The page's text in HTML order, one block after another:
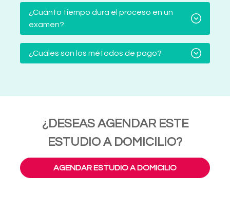
¿Cuánto tiempo dura el proceso en un
examen?
¿Cuáles son los métodos de pago?
¿DESEAS AGENDAR ESTE
ESTUDIO A DOMICILIO?
AGENDAR ESTUDIO A DOMICILIO